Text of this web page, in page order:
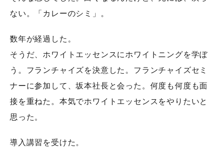
ない。「カレーのシミ」。
数年が経過した。
そうだ、ホワイトエッセンスにホワイトニングを学ぼ
う。フランチャイズを決意した。フランチャイズセミ
ナーに参加して、坂本社長と会った。何度も何度も面
接を重ねた。本気でホワイトエッセンスをやりたいと
思った。
導入講習を受けた。